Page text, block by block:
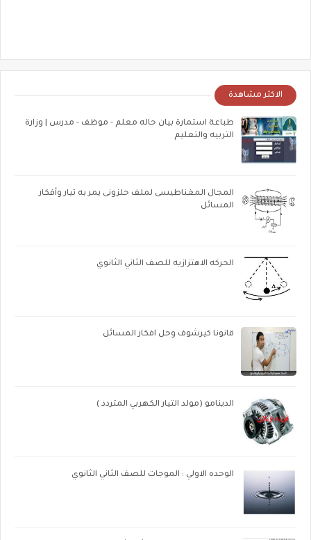
الاكثر مشاهدة
طباعة استمارة بيان حاله معلم - موظف - مدرس | وزارة
التربيه والتعليم
المجال المغناطيسى لملف حلزونى يمر به تيار وأفكار
المسائل
الحركه الاهتزازيه للصف الثاني الثانوي
قانونا كيرشوف وحل افكار المسائل
الدينامو (مولد التيار الكهربي المتردد )
الوحده الاولي : الموجات للصف الثاني الثانوي